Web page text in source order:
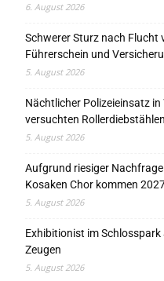
6. August 2026
Schwerer Sturz nach Flucht
Führerschein und
5. August 2026
Nächtlicher Polizeieinsatz
versuchten
5. August 2026
Aufgrund riesiger
Kosaken Chor kommen
5. August 2026
Exhibitionist im
Zeugen
5. August 2026